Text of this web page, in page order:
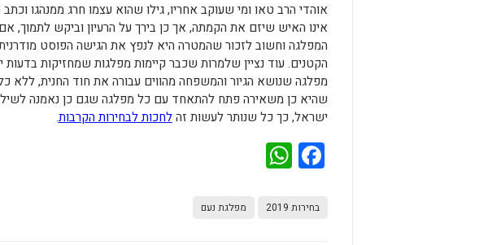
אוהדי הרב טאו ומי שעוקב אחריו, גילו שהוא עצמו חרג ממנהגו
אינו האיש שיזם את הקמתה, אך כן בירך על הרעיון וביקש לתמוך,
המפלגה וחשוב לזכור שהמטרה היא לנפץ את הגישה הפוסט
הקטנים. עוד נציין שלמרות שכבר קיימות מפלגות שמחזיקות בדעות
מפלגה שנושא הגיור והמשפחה מהווים עבורה את חוד החנית, ללא
שהיא כן משאירה פתח להתאחד עם כל מפלגה שגם כן נאמנה
ישראל, כך כל שנותר לעשות זהלחכות לבחירות הקרבות.
Facebook
בחירות 2019 מפלגת נעם